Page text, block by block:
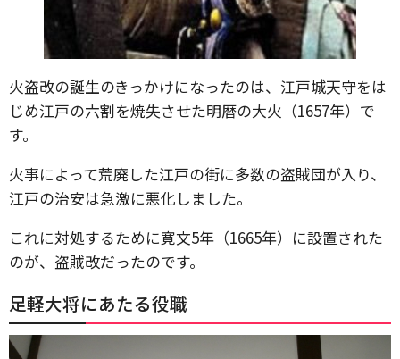
火盗改の誕生のきっかけになったのは、江戸城天守をは
じめ江戸の六割を焼失させた明暦の大火（1657年）で
す。
火事によって荒廃した江戸の街に多数の盗賊団が入り、
江戸の治安は急激に悪化しました。
これに対処するために寛文5年（1665年）に設置された
のが、盗賊改だったのです。
足軽大将にあたる役職